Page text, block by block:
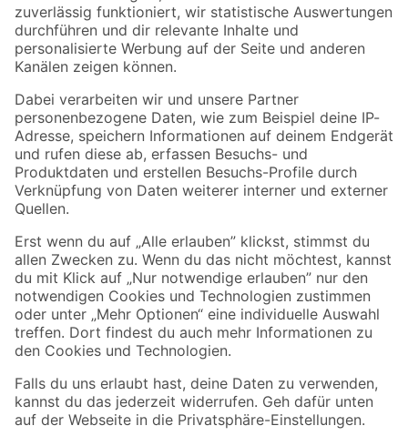
Zur Newsletter Anmeldung
Folge uns
Zahlungsarten Versandarten
Sicher einkaufen
Jetzt die toom-App herunterladen
Alle Preisangaben in EUR inkl. gesetzl. MwSt.. Die dargestellten Angebote sind unter
Umständen nicht in allen Märkten verfügbar. Die angegebenen Verfügbarkeiten beziehen